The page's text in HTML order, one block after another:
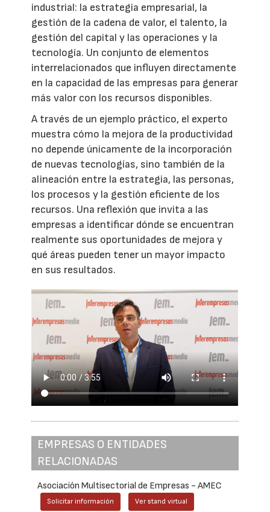
industrial: la estrategia empresarial, la
gestión de la cadena de valor, el talento, la
gestión del capital y las operaciones y la
tecnología. Un conjunto de elementos
interrelacionados que influyen directamente
en la capacidad de las empresas para generar
más valor con los recursos disponibles.
A través de un ejemplo práctico, el experto
muestra cómo la mejora de la productividad
no depende únicamente de la incorporación
de nuevas tecnologías, sino también de la
alineación entre la estrategia, las personas,
los procesos y la gestión eficiente de los
recursos. Una reflexión que invita a las
empresas a identificar dónde se encuentran
realmente sus oportunidades de mejora y
qué áreas pueden tener un mayor impacto
en sus resultados.
EMPRESAS O ENTIDADES
RELACIONADAS
Asociación Multisectorial de Empresas - AMEC
Solicitar información Ver stand virtual